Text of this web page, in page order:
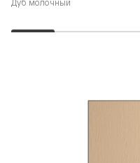
Дуб молочный